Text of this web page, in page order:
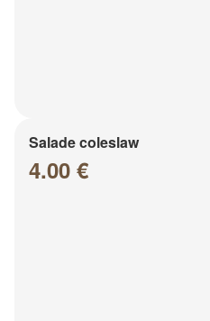
Salade coleslaw
4.00 €